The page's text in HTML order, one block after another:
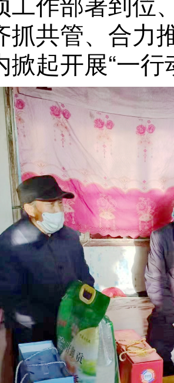
抓共管、合力
掀起开展“一